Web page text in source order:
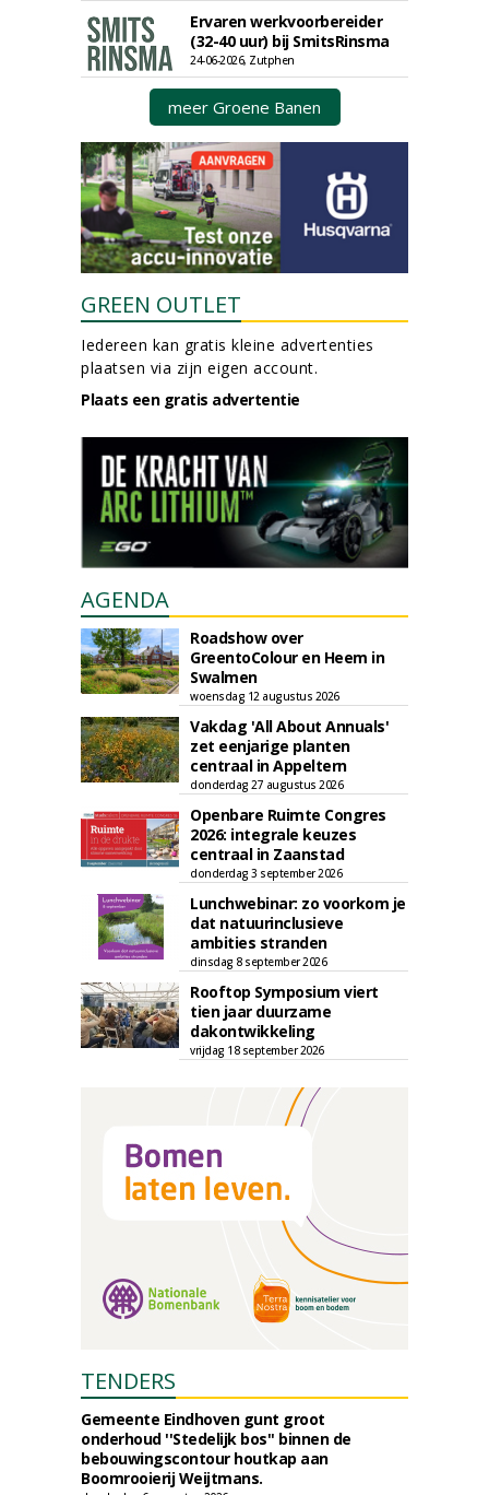
Ervaren werkvoorbereider
(32-40 uur) bij SmitsRinsma
24-06-2026, Zutphen
meer Groene Banen
GREEN OUTLET
Iedereen kan gratis kleine advertenties
plaatsen via zijn eigen account.
Plaats een gratis advertentie
AGENDA
Roadshow over
GreentoColour en Heem in
Swalmen
woensdag 12 augustus 2026
Vakdag 'All About Annuals'
zet eenjarige planten
centraal in Appeltern
donderdag 27 augustus 2026
Openbare Ruimte Congres
2026: integrale keuzes
centraal in Zaanstad
donderdag 3 september 2026
Lunchwebinar: zo voorkom je
dat natuurinclusieve
ambities stranden
dinsdag 8 september 2026
Rooftop Symposium viert
tien jaar duurzame
dakontwikkeling
vrijdag 18 september 2026
TENDERS
Gemeente Eindhoven gunt groot
onderhoud ''Stedelijk bos'' binnen de
bebouwingscontour houtkap aan
Boomrooierij Weijtmans.